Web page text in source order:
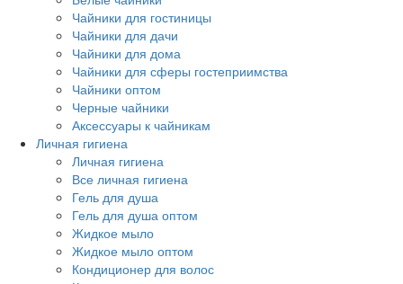
Чайники для гостиницы
Чайники для дачи
Чайники для дома
Чайники для сферы гостеприимства
Чайники оптом
Черные чайники
Аксессуары к чайникам
Личная гигиена
Личная гигиена
Все личная гигиена
Гель для душа
Гель для душа оптом
Жидкое мыло
Жидкое мыло оптом
Кондиционер для волос